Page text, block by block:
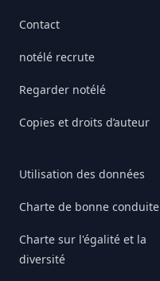
Contact
notélé recrute
Regarder notélé
Copies et droits d’auteur
Utilisation des données
Charte de bonne conduite
Charte sur l'égalité et la
diversité